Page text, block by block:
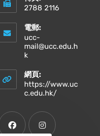
2788 2116
電郵:
ucc-
mail@ucc.edu.h
k
your
application
網頁:
https://www.uc
c.edu.hk/Opens